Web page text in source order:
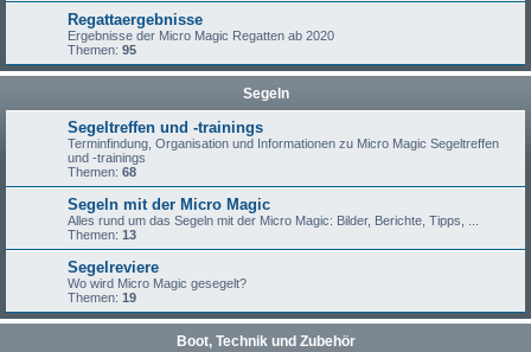
Regattaergebnisse
Ergebnisse der Micro Magic Regatten ab 2020
Themen: 95
Segeln
Segeltreffen und -trainings
Terminfindung, Organisation und Informationen zu Micro Magic Segeltreffen
und -trainings
Themen: 68
Segeln mit der Micro Magic
Alles rund um das Segeln mit der Micro Magic: Bilder, Berichte, Tipps, ...
Themen: 13
Segelreviere
Wo wird Micro Magic gesegelt?
Themen: 19
Boot, Technik und Zubehör